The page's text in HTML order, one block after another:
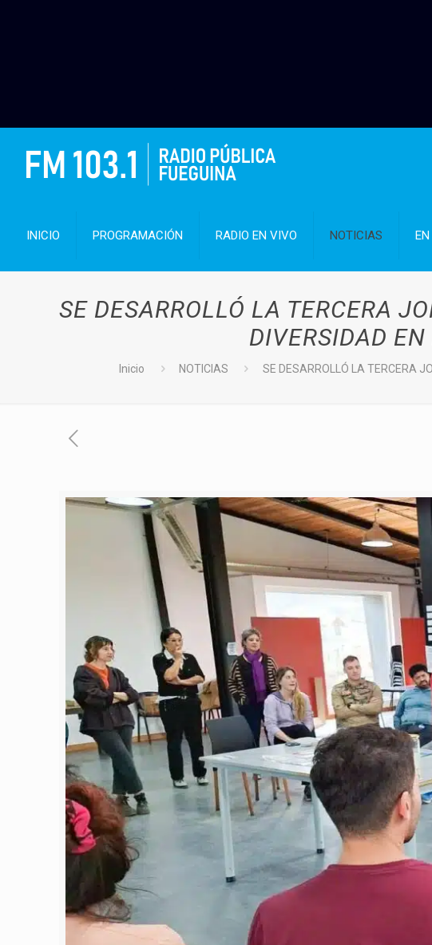
INICIO PROGRAMACIÓN RADIO EN VIVO NOTICIAS
SE DESARROLLÓ LA TERCERA
DIVERSIDAD
Inicio NOTICIAS SE DESARROLLÓ LA TERCERA